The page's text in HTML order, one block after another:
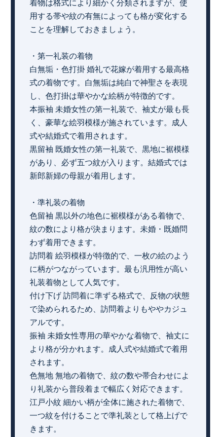
着物は格式により細かく分類されますが、使
用する帯や紋の有無によっても格が変化する
ことを理解しておきましょう。
・第一礼装の着物
白無垢・色打掛 婚礼で花嫁が着用する最高格
式の着物です。白無垢は純白で神聖さを表現
し、色打掛は華やかな絵柄が特徴的です。
本振袖 未婚女性の第一礼装で、袖丈が最も長
く、豪華な絵羽模様が施されています。成人
式や結婚式で着用されます。
黒留袖 既婚女性の第一礼装で、黒地に裾模様
があり、必ず五つ紋が入ります。結婚式では
新郎新婦の母親が着用します。
・準礼装の着物
色留袖 黒以外の地色に裾模様がある着物で、
紋の数により格が決まります。未婚・既婚問
わず着用できます。
訪問着 絵羽模様が特徴的で、一枚の絵のよう
に柄がつながっています。最も汎用性が高い
礼装着物として人気です。
付け下げ 訪問着に準ずる格式で、反物の状態
で染められるため、訪問着よりもややカジュ
アルです。
振袖 未婚女性専用の華やかな着物で、袖丈に
より格が分かれます。成人式や結婚式で着用
されます。
色無地 無地の着物で、紋の数や帯合わせによ
り礼装から普段着まで幅広く対応できます。
江戸小紋 細かい柄が全体に施された着物で、
一つ紋を付けることで準礼装として格上げで
きます。